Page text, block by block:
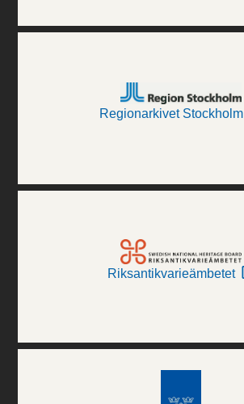
Regionarkivet Stockholm
Riksantikvarieämbetet